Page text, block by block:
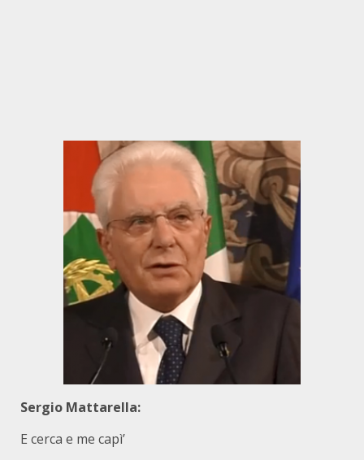
Sergio Mattarella:
E cerca e me capì’